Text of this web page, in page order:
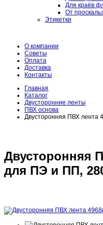
Для краёв
От
Этикетки
О компании
Советы
Оплата
Доставка
Контакты
Главная
Каталог
Двусторонние ленты
ПВХ основа
Двусторонняя ПВХ лента
Двусторонняя
для ПЭ и ПП,